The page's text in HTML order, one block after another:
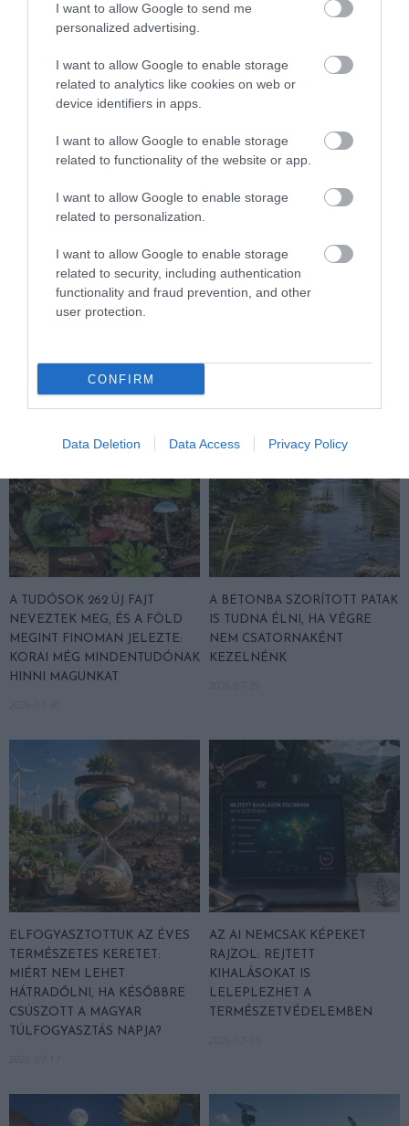
I want to allow Google to send me
personalized advertising.
I want to allow Google to enable storage
related to analytics like cookies on web or
device identifiers in apps.
I want to allow Google to enable storage
related to functionality of the website or app.
I want to allow Google to enable storage
related to personalization.
I want to allow Google to enable storage
related to security, including authentication
functionality and fraud prevention, and other
user protection.
CONFIRM
Data Deletion Data Access Privacy Policy
LAKÓJÁT MUTATTA MEG
2026-08-06
NÖVÉNYEKBŐL
HŐKUPOLA MAGYARORSZÁG
FELETT: MI EZ A LÁTHATATLAN
FEDŐ, ÉS MI TÖRTÉNIK
A TERMÉSZET NEM SZERETI
AZ EGYHANGÚSÁGOT: A
A TUDÓSOK 262 ÚJ FAJT
NEVEZTEK MEG, ÉS A FÖLD
MEGINT FINOMAN JELEZTE:
KORAI MÉG MINDENTUDÓNAK
HINNI MAGUNKAT
A BETONBA SZORÍTOTT PATAK
IS TUDNA ÉLNI, HA VÉGRE
NEM CSATORNAKÉNT
KEZELNÉNK
ELFOGYASZTOTTUK AZ ÉVES
TERMÉSZETES KERETET:
MIÉRT NEM LEHET
HÁTRADŐLNI, HA KÉSŐBBRE
CSÚSZOTT A MAGYAR
TÚLFOGYASZTÁS NAPJA?
AZ AI NEMCSAK KÉPEKET
RAJZOL: REJTETT
KIHALÁSOKAT IS
LELEPLEZHET A
TERMÉSZETVÉDELEMBEN